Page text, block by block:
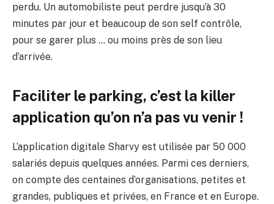
perdu. Un automobiliste peut perdre jusqu’à 30
minutes par jour et beaucoup de son self contrôle,
pour se garer plus … ou moins près de son lieu
d’arrivée.
Faciliter le parking, c’est la killer
application qu’on n’a pas vu venir !
L’application digitale Sharvy est utilisée par 50 000
salariés depuis quelques années. Parmi ces derniers,
on compte des centaines d’organisations, petites et
grandes, publiques et privées, en France et en Europe.